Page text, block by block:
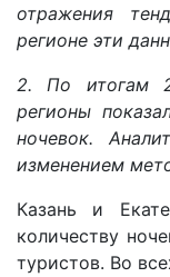
отражения
регионе эти
2. По итогам
регионы
ночевок.
изменением
Казань и
количеству
туристов. Во